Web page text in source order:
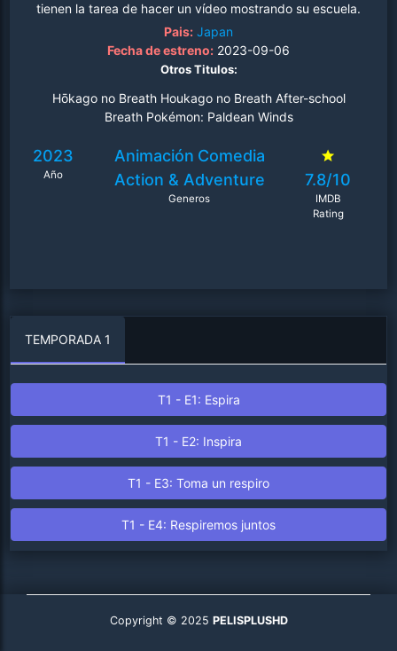
tienen la tarea de hacer un vídeo mostrando su escuela.
La reservada Ohara es una hábil flautista, pero se siente
presionada debido a un próximo concierto. Además, está
haciendo todo lo posible para ayudar con el vídeo, pero
Pais: Japan
Fecha de estreno: 2023-09-06
Otros Titulos:
Hōkago no Breath Houkago no Breath After-school
Breath Pokémon: Paldean Winds
2023
Año
Animación Comedia
Action & Adventure
Generos
7.8/10
IMDB
Rating
TEMPORADA 1
T1 - E1: Espira
T1 - E2: Inspira
T1 - E3: Toma un respiro
T1 - E4: Respiremos juntos
Copyright © 2025 PELISPLUSHD